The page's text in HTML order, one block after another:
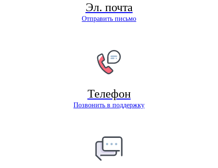
Эл. почта
Отправить письмо
Телефон
Позвонить в поддержку